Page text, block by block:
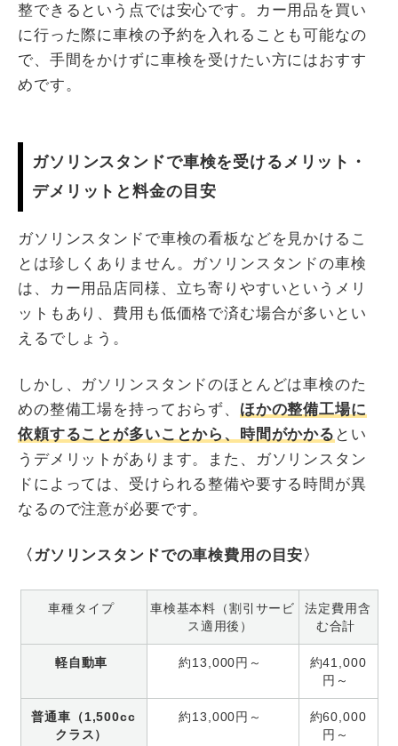
整できるという点では安心です。カー用品を買い
に行った際に車検の予約を入れることも可能なの
で、手間をかけずに車検を受けたい方にはおすす
めです。
ガソリンスタンドで車検を受けるメリット・
デメリットと料金の目安
ガソリンスタンドで車検の看板などを見かけるこ
とは珍しくありません。ガソリンスタンドの車検
は、カー用品店同様、立ち寄りやすいというメリ
ットもあり、費用も低価格で済む場合が多いとい
えるでしょう。
しかし、ガソリンスタンドのほとんどは車検のた
めの整備工場を持っておらず、 ほかの整備工場に
依頼することが多いことから、時間がかかる とい
うデメリットがあります。また、ガソリンスタン
ドによっては、受けられる整備や要する時間が異
なるので注意が必要です。
〈ガソリンスタンドでの車検費用の目安〉
車種タイプ
車検基本料（割引サービ
ス適用後）
法定費用含
む合計
軽自動車 約13,000円～
約41,000
円～
普通車（1,500cc
クラス）
約13,000円～
約60,000
円～